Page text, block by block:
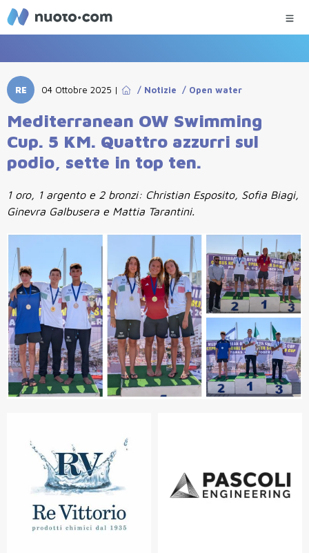
RE 04 Ottobre 2025 | / Notizie / Open water
Mediterranean OW Swimming
Cup. 5 KM. Quattro azzurri sul
podio, sette in top ten.
1 oro, 1 argento e 2 bronzi: Christian Esposito, Sofia Biagi,
Ginevra Galbusera e Mattia Tarantini.